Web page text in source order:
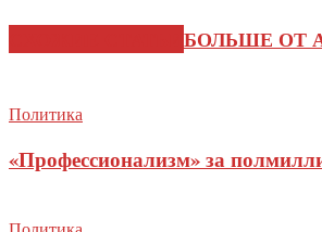
БОЛЬШЕ ОТ
Политика
«Профессионализм» за